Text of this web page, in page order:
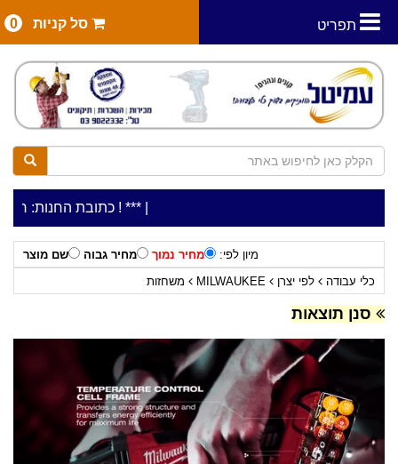
תפריט סל קניות 0
***כתובת החנות: רח' המלאכה 2, ביתן 8 (כניסה מרח' עמל 5) ***כלי עבודה להשכרה בתעריף יומי משתלם ! ***
מיון לפי: מחיר נמוך מחיר גבוה
שם מוצר
כלי עבודה
לפי יצרן MILWAUKEE משחזות
סנן תוצאות